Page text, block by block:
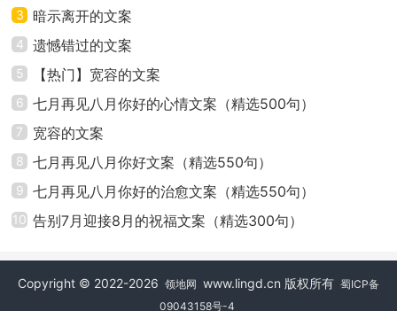
20、当我们放弃眼前，而期盼“以后”的时候，我们
也许就再也没有更进一步的机会了。所以目光“短浅”一
点，忘掉那些对将来的顾及，把握当下，毕竟未来还未
21、放弃不该放弃的是无奈；不放弃该放弃的是无
知，不放弃不该放弃的是执着。认真思考一下，你是否
在无奈中成长，在无知中执着。
22、永不放弃是人生要成功的一大因素，只要能够
坚持，锲而不舍，终会到达成功的彼岸的。
23、不想放弃，所以一直坚持；不想流泪，所以一
3 暗示离开的文案
4 遗憾错过的文案
5 【热门】宽容的文案
6 七月再见八月你好的心情文案（精选500句）
7 宽容的文案
8 七月再见八月你好文案（精选550句）
9 七月再见八月你好的治愈文案（精选550句）
10 告别7月迎接8月的祝福文案（精选300句）
Copyright © 2022-2026 领地网 www.lingd.cn 版权所有 蜀ICP备
09043158号-4